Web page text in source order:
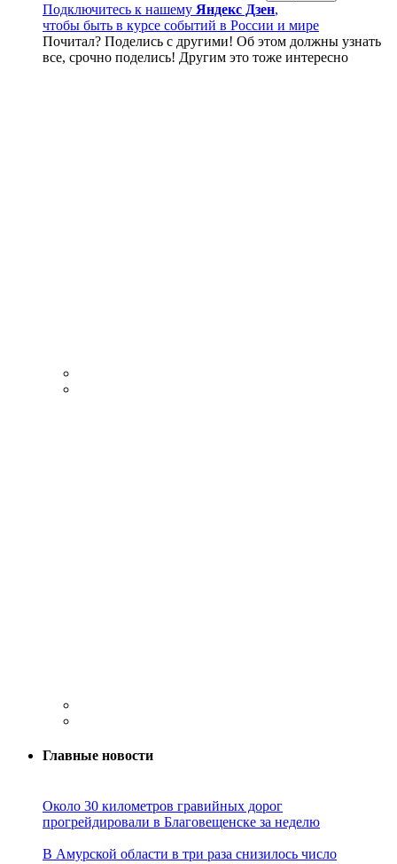
Подключитесь к нашему Яндекс Дзен,
чтобы быть в курсе событий в России и мире
Почитал? Поделись с другими! Об этом должны узнать
все, срочно поделись! Другим это тоже интересно
Главные новости
Около 30 километров гравийных дорог
прогрейдировали в Благовещенске за неделю
В Амурской области в три раза снизилось число